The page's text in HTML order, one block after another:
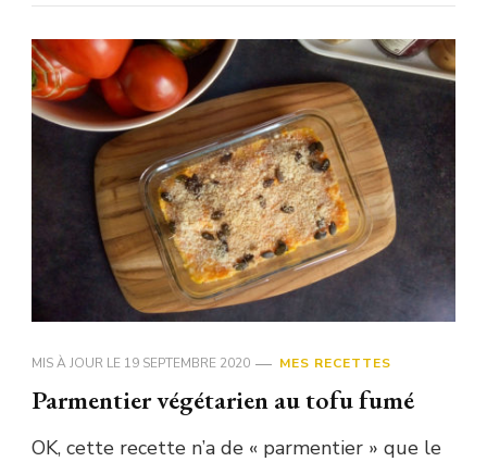
MIS À JOUR LE 19 SEPTEMBRE 2020 MES RECETTES
Parmentier végétarien au tofu fumé
OK, cette recette n’a de « parmentier » que le